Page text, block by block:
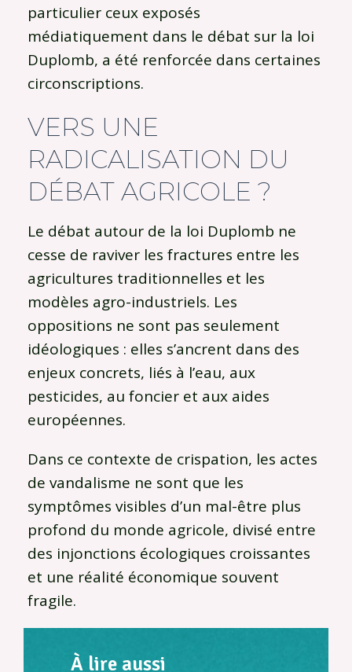
particulier ceux exposés
médiatiquement dans le débat sur la loi
Duplomb, a été renforcée dans certaines
circonscriptions.
VERS UNE
RADICALISATION DU
DÉBAT AGRICOLE ?
Le débat autour de la loi Duplomb ne
cesse de raviver les fractures entre les
agricultures traditionnelles et les
modèles agro-industriels. Les
oppositions ne sont pas seulement
idéologiques : elles s’ancrent dans des
enjeux concrets, liés à l’eau, aux
pesticides, au foncier et aux aides
européennes.
Dans ce contexte de crispation, les actes
de vandalisme ne sont que les
symptômes visibles d’un mal-être plus
profond du monde agricole, divisé entre
des injonctions écologiques croissantes
et une réalité économique souvent
fragile.
À lire aussi